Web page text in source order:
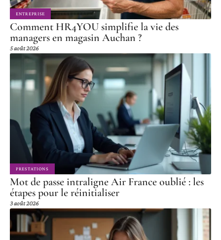
ENTREPRISE
Comment HR4YOU simplifie la vie des
managers en magasin Auchan ?
5 août 2026
PRESTATIONS
Mot de passe intraligne Air France oublié : les
étapes pour le réinitialiser
3 août 2026